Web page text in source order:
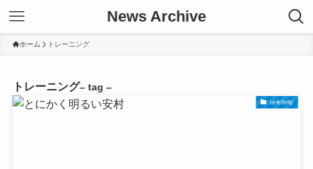
News Archive
ホーム トレーニング
トレーニング– tag –
celebrity